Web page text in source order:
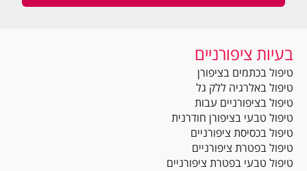
בעיות ציפורניים
טיפול בכתמים בציפורן
טיפול באלרגיה ללק גל
טיפול בציפורניים עבות
טיפול טבעי בציפורן חודרנית
טיפול בכסיסת ציפורניים
טיפול בפטרת ציפורניים
טיפול טבעי בפטרת ציפורניים